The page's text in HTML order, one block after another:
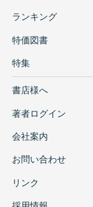
ランキング
特価図書
特集
書店様へ
著者ログイン
会社案内
お問い合わせ
リンク